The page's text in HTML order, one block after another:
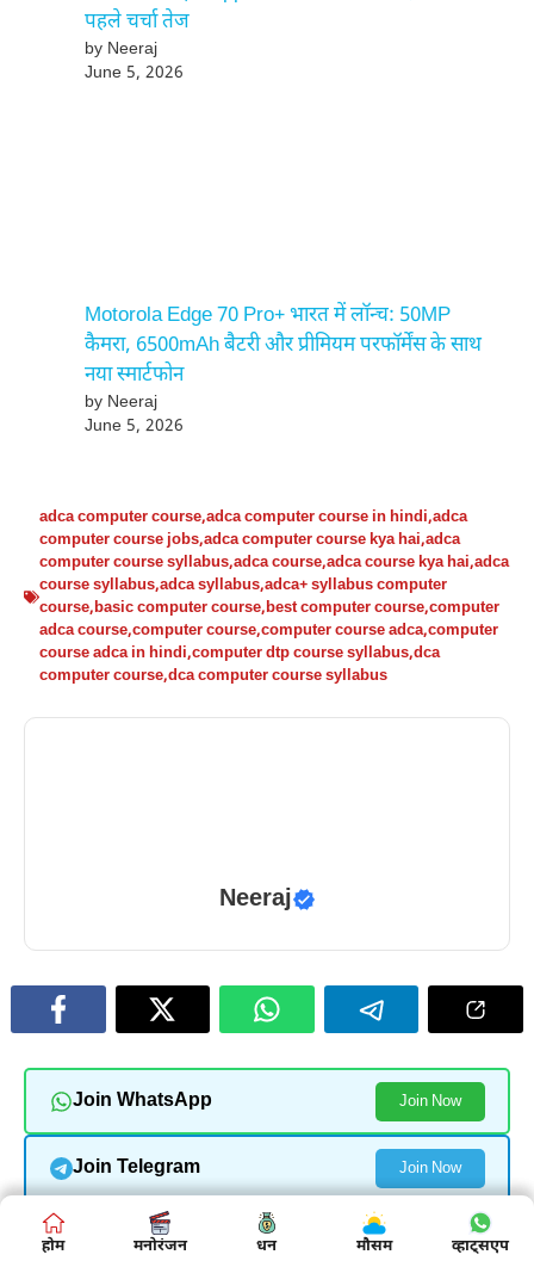
पहले चर्चा तेज
by Neeraj
June 5, 2026
Motorola Edge 70 Pro+ भारत में लॉन्च: 50MP
कैमरा, 6500mAh बैटरी और प्रीमियम परफॉर्मेंस के साथ
नया स्मार्टफोन
by Neeraj
June 5, 2026
adca computer course,adca computer course in hindi,adca
computer course jobs,adca computer course kya hai,adca
computer course syllabus,adca course,adca course kya hai,adca
course syllabus,adca syllabus,adca+ syllabus computer
course,basic computer course,best computer course,computer
adca course,computer course,computer course adca,computer
course adca in hindi,computer dtp course syllabus,dca
computer course,dca computer course syllabus
Neeraj
Join WhatsApp Join Now
Join Telegram Join Now
और पढ़ें
होम मनोरंजन बिज़नस शिक्षा व्हाट्सएप
होम मनोरंजन धन मौसम व्हाट्सएप